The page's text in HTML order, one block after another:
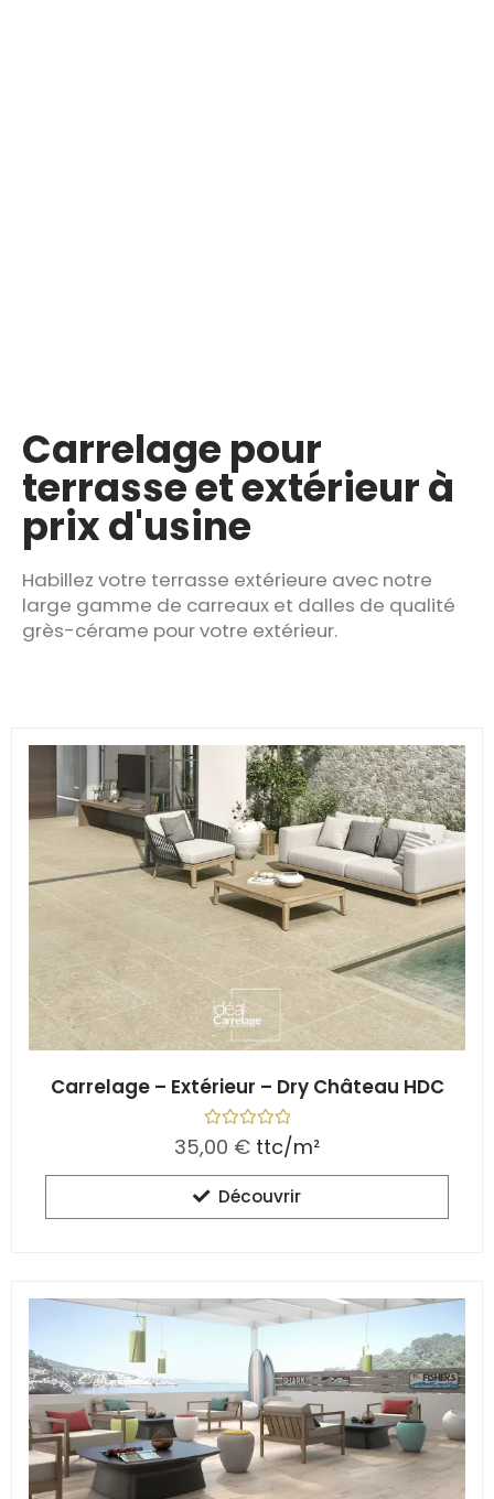
Carrelage pour
terrasse et extérieur à
prix d'usine
Habillez votre terrasse extérieure avec notre
large gamme de carreaux et dalles de qualité
grès-cérame pour votre extérieur.
Carrelage – Extérieur – Dry Château HDC
N
o
t
e
0
s
35,00 € ttc/m²
Découvrir